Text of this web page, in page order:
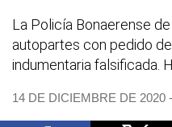
La Policía Bonaerense
autopartes con pedido
indumentaria falsificada.
14 DE DICIEMBRE DE 2020